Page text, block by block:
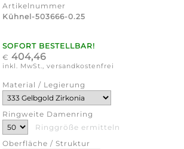
Artikelnummer
Kühnel-503666-0.25
SOFORT BESTELLBAR!
€ 404,46
inkl. MwSt., versandkostenfrei
Material / Legierung
Ringweite Damenring
Ringgröße ermitteln
Oberfläche / Struktur